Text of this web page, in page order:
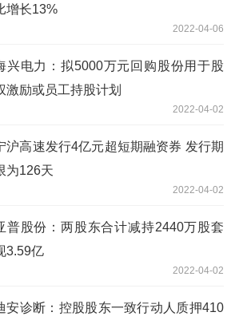
增长13%
2022-04-06
兴电力：拟5000万元回购股份用于股
激励或员工持股计划
2022-04-02
沪高速发行4亿元超短期融资券 发行期
为126天
2022-04-02
普股份：两股东合计减持2440万股套
3.59亿
2022-04-02
安诊断：控股股东一致行动人质押410